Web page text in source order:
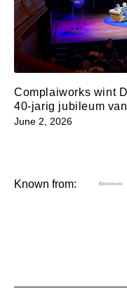
Complaiworks wint
40-jarig jubileum
June 2, 2026
Known from: